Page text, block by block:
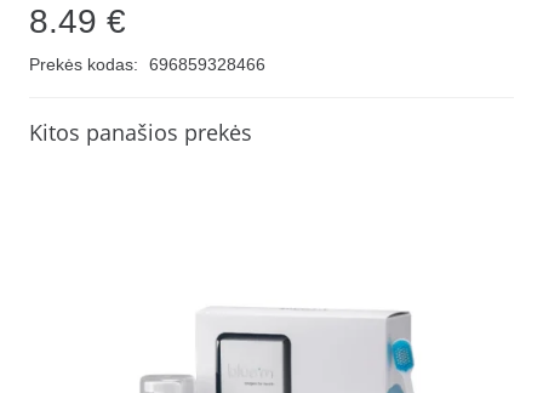
8.49 €
Prekės kodas: 696859328466
Kitos panašios prekės